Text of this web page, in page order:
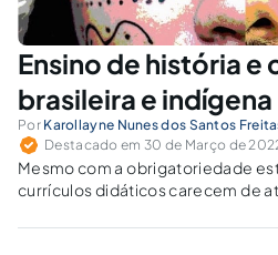
Ensino de história
brasileira e indígena
Por Karollayne Nunes dos Santos
Destacado em 30 de Março de
Mesmo com a obrigatoriedade
currículos didáticos carecem de
especificamente os afro-